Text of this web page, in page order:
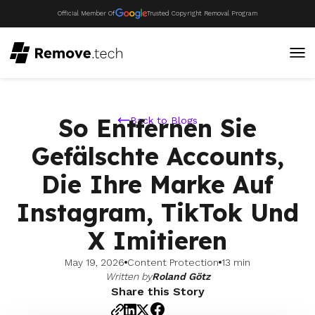
Official Member Of Trusted Copyright Removal Program
Back to Blogs
So Entfernen Sie
Gefälschte Accounts,
Die Ihre Marke Auf
Instagram, TikTok Und
X Imitieren
May 19, 2026 Content Protection 13 min
Written byRoland Götz
Share this Story